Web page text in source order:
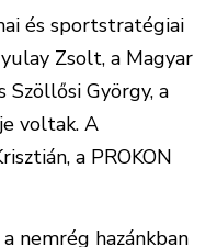
és sportstratégiai
Zsolt, a Magyar
Szöllősi György, a
voltak. A
a PROKON
nemrég hazánkban